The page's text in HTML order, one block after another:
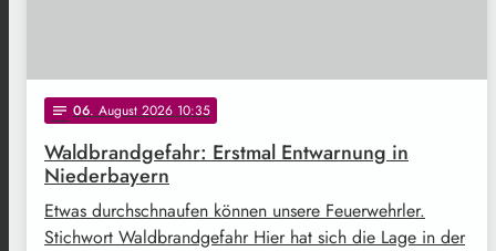
notes 06. August 2026 10:35
Waldbrandgefahr: Erstmal Entwarnung in
Niederbayern
Etwas durchschnaufen können unsere Feuerwehrler.
Stichwort Waldbrandgefahr Hier hat sich die Lage in der